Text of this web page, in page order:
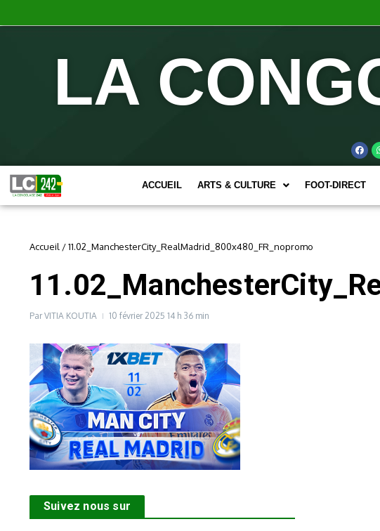
LA
ACCUEIL ARTS & CULTURE FOOT-DIRECT
Accueil /11.02_ManchesterCity_RealMadrid_800x480_FR_nopromo
ParVITIA KOUTIA 10 février 2025 14 h 36 min
Suivez nous sur